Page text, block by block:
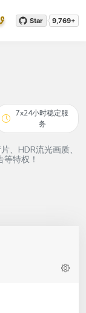
Star 9,769+
7x24小时稳定服
务
、HDR流光画质、
特权！